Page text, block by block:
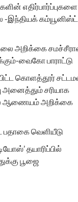
எதிர்பார்ப்புகளை
-இந்தியக் கம்யூனிஸ்ட்
அறிக்கை
வைகோ பாராட்டு
கொளத்தூர்
அனைத்தும் சரியாக
ஆணையம் அறிக்கை
பதாகை வெளியீடு
தயாரிப்பில்
பூஜை